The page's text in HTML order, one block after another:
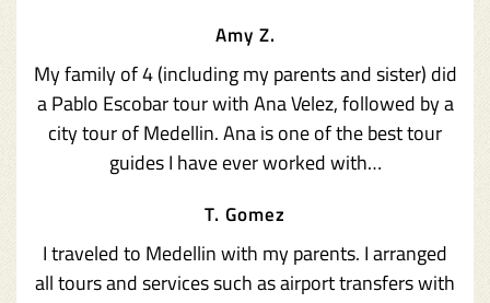
Amy Z.
My family of 4 (including my parents and sister) did
a Pablo Escobar tour with Ana Velez, followed by a
city tour of Medellin. Ana is one of the best tour
guides I have ever worked with…
T. Gomez
I traveled to Medellin with my parents. I arranged
all tours and services such as airport transfers with